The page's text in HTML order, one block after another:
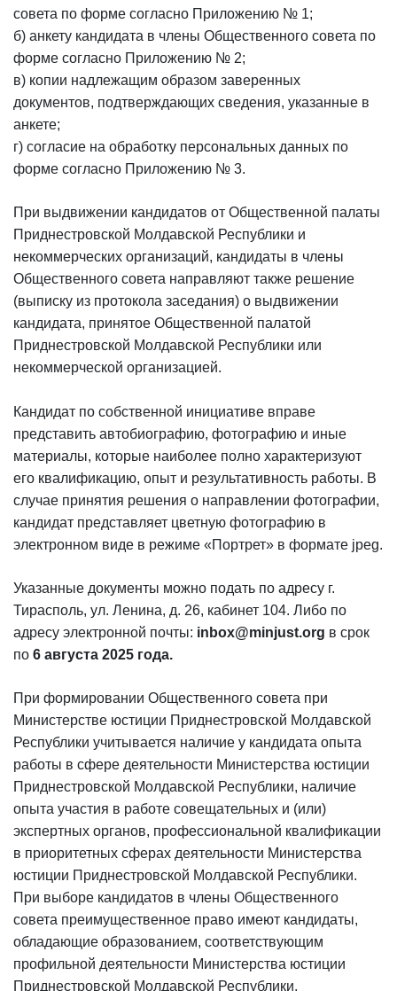
совета по форме согласно Приложению № 1;
б) анкету кандидата в члены Общественного совета по
форме согласно Приложению № 2;
в) копии надлежащим образом заверенных
документов, подтверждающих сведения, указанные в
анкете;
г) согласие на обработку персональных данных по
форме согласно Приложению № 3.
При выдвижении кандидатов от Общественной палаты
Приднестровской Молдавской Республики и
некоммерческих организаций, кандидаты в члены
Общественного совета направляют также решение
(выписку из протокола заседания) о выдвижении
кандидата, принятое Общественной палатой
Приднестровской Молдавской Республики или
некоммерческой организацией.
Кандидат по собственной инициативе вправе
представить автобиографию, фотографию и иные
материалы, которые наиболее полно характеризуют
его квалификацию, опыт и результативность работы. В
случае принятия решения о направлении фотографии,
кандидат представляет цветную фотографию в
электронном виде в режиме «Портрет» в формате jpeg.
Указанные документы можно подать по адресу г.
Тирасполь, ул. Ленина, д. 26, кабинет 104. Либо по
адресу электронной почты: inbox@minjust.org в срок
по 6 августа 2025 года.
При формировании Общественного совета при
Министерстве юстиции Приднестровской Молдавской
Республики учитывается наличие у кандидата опыта
работы в сфере деятельности Министерства юстиции
Приднестровской Молдавской Республики, наличие
опыта участия в работе совещательных и (или)
экспертных органов, профессиональной квалификации
в приоритетных сферах деятельности Министерства
юстиции Приднестровской Молдавской Республики.
При выборе кандидатов в члены Общественного
совета преимущественное право имеют кандидаты,
обладающие образованием, соответствующим
профильной деятельности Министерства юстиции
Приднестровской Молдавской Республики.